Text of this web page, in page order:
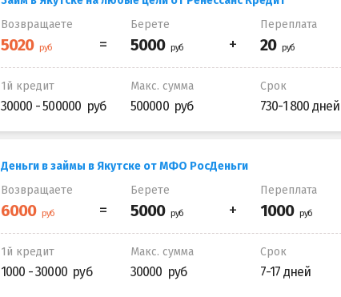
Возвращаете
Берете Переплата
1й кредит
30000 - 500000
Макс. сумма
500000
Срок
730-1 800 дней
Деньги в займы в Якутске от МФО РосДеньги
Возвращаете
Берете Переплата
1й кредит
1000 - 30000
Макс. сумма
30000
Срок
7-17 дней